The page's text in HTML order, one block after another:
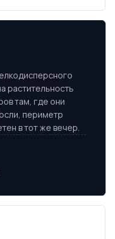
растительность
там, где они
периметр
в тот же вечер.